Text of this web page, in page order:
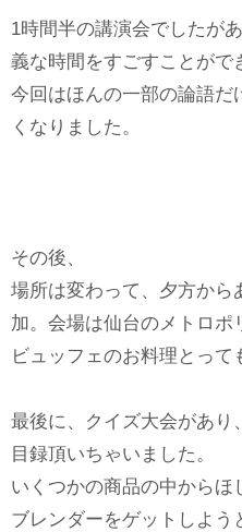
1時間半の講演会でしたが
義な時間をすごすことがで
今回はほんの一部の論語だ
くなりました。
その後、
場所は変わって、夕方から
加。会場は仙台のメトロポ
ビュッフェのお料理とって
最後に、クイズ大会があり
目録頂いちゃいました。
いくつかの商品の中からほ
ブレンダーをゲットしよう